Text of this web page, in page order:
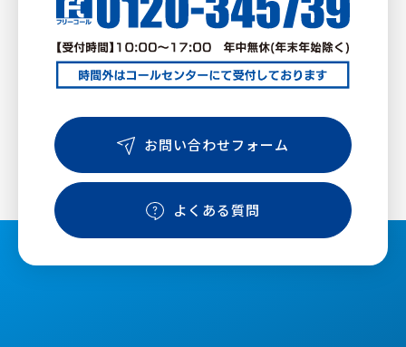
お問い合わせフォーム
よくある質問